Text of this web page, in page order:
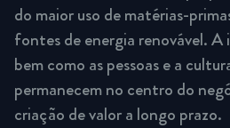
do maior uso de matérias-
fontes de energia renovável. A
bem como as pessoas e a
permanecem no centro do
criação de valor a longo prazo.